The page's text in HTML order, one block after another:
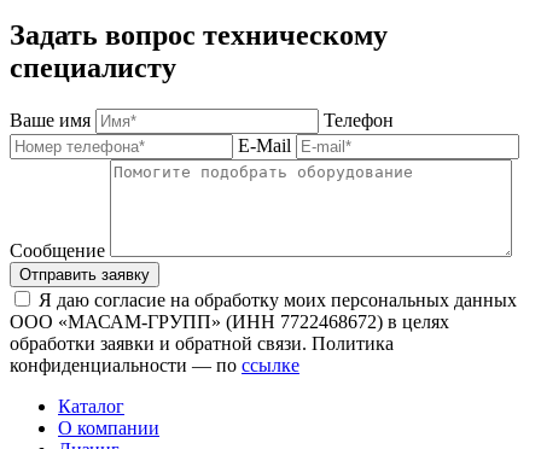
Задать вопрос техническому
специалисту
Ваше имя
Телефон
E-Mail
Сообщение
Отправить заявку
Я даю согласие на обработку моих персональных данных
ООО «МАСАМ-ГРУПП» (ИНН 7722468672) в целях
обработки заявки и обратной связи. Политика
конфиденциальности — по ссылке
Каталог
О компании